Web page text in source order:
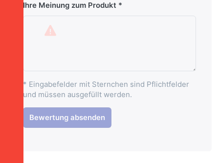
Ihre Meinung zum Produkt
* Eingabefelder mit Sternchen sind Pflichtfelder
und müssen ausgefüllt werden.
Bewertung absenden